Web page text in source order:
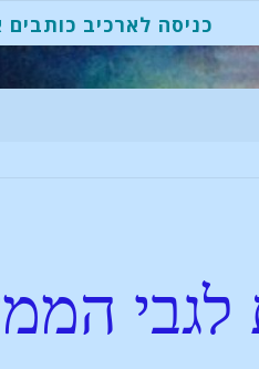
כניסה לארכיב כותבים